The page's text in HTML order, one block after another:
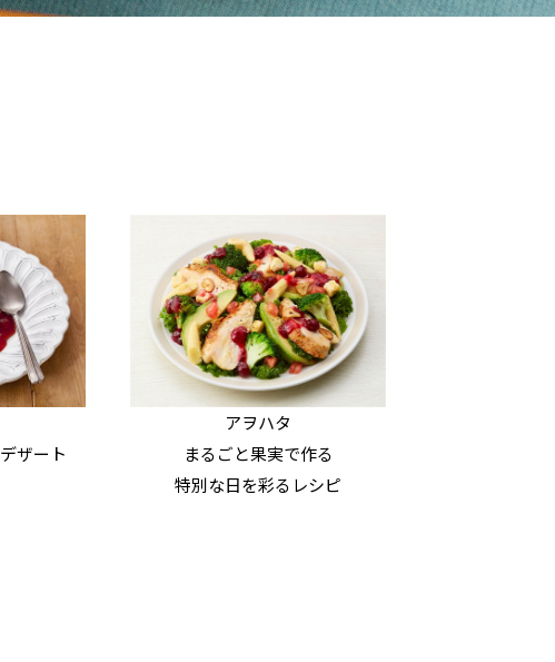
デザート
アヲハタ
まるごと果実で作る
特別な日を彩るレシピ